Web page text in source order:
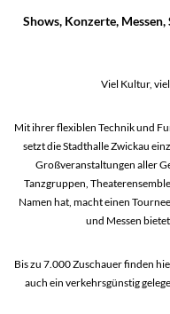
Shows, Konzerte,
Viel Kultur,
Mit ihrer flexiblen Technik und
setzt die Stadthalle Zwickau
Großveranstaltungen aller
Tanzgruppen,
Namen hat, macht einen
und Messen
Bis zu 7.000 Zuschauer finden
auch ein verkehrsgünstig